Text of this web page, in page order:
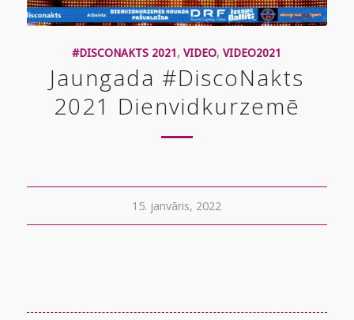
#DISCONAKTS 2021,VIDEO,VIDEO2021
Jaungada #DiscoNakts
2021 Dienvidkurzemē
15. janvāris, 2022